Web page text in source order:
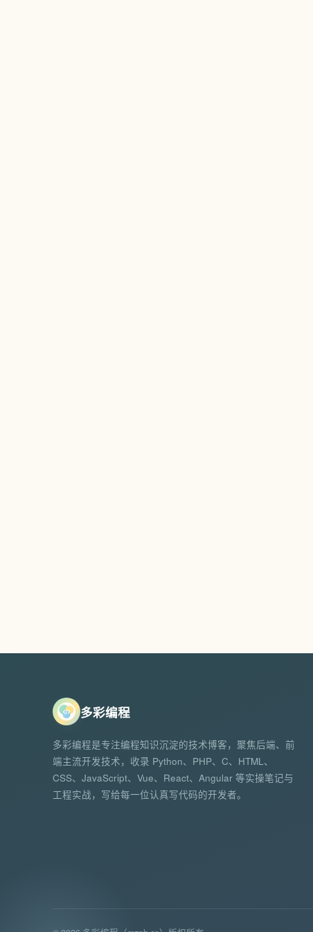
多彩编程
多彩编程是专注编程知识沉淀的技术博客，聚焦后端、前
端主流开发技术，收录 Python、PHP、C、HTML、
CSS、JavaScript、Vue、React、Angular 等实操笔记与
工程实战，写给每一位认真写代码的开发者。